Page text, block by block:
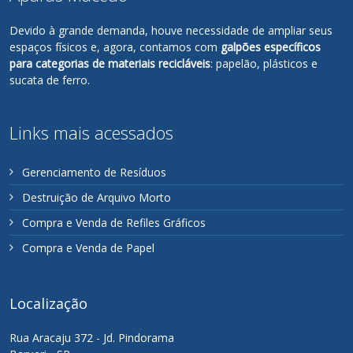
Devido à grande demanda, houve necessidade de ampliar seus
espaços físicos e, agora, contamos com galpões específicos
para categorias de materiais recicláveis: papelão, plásticos e
sucata de ferro.
Links mais acessados
Gerenciamento de Resíduos
Destruição de Arquivo Morto
Compra e Venda de Refiles Gráficos
Compra e Venda de Papel
Localização
Rua Aracaju 372 - Jd. Pindorama